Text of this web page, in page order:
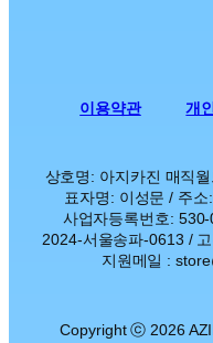
이용약관 개
상호명: 아지카진 매직
표자명: 이성문 / 주
사업자등록번호:
2024-서울송파-0613 /
지원메일 :
Copyright ⓒ 2026